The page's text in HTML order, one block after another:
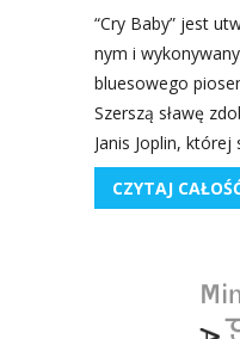
“Cry Baby” jest
nym i
blu­eso­we­go
Szer­szą sła­wę
Janis Joplin,
CZYTAJ